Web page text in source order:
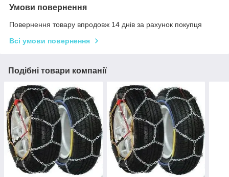
Умови повернення
Повернення товару впродовж 14 днів за рахунок покупця
Всі умови повернення
Подібні товари компанії